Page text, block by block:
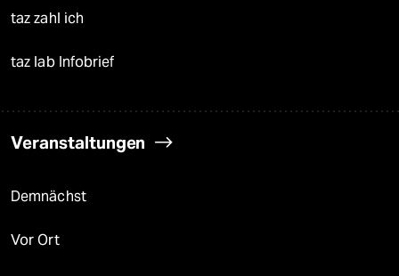
taz zahl ich
taz lab Infobrief
Veranstaltungen
Demnächst
Vor Ort